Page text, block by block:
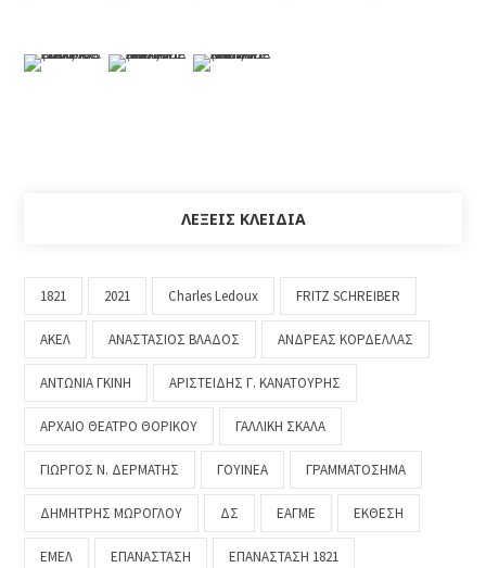
ΛΈΞΕΙΣ ΚΛΕΙΔΙΆ
1821 2021 Charles Ledoux FRITZ SCHREIBER
ΑΚΕΛ ΑΝΑΣΤΑΣΙΟΣ ΒΛΑΔΟΣ ΑΝΔΡΕΑΣ ΚΟΡΔΕΛΛΑΣ
ΑΝΤΩΝΙΑ ΓΚΙΝΗ ΑΡΙΣΤΕΙΔΗΣ Γ. ΚΑΝΑΤΟΥΡΗΣ
ΑΡΧΑΙΟ ΘΕΑΤΡΟ ΘΟΡΙΚΟΥ ΓΑΛΛΙΚΗ ΣΚΑΛΑ
ΓΙΩΡΓΟΣ Ν. ΔΕΡΜΑΤΗΣ ΓΟΥΙΝΕΑ ΓΡΑΜΜΑΤΟΣΗΜΑ
ΔΗΜΗΤΡΗΣ ΜΩΡΟΓΛΟΥ ΔΣ ΕΑΓΜΕ ΕΚΘΕΣΗ
ΕΜΕΛ ΕΠΑΝΑΣΤΑΣΗ ΕΠΑΝΑΣΤΑΣΗ 1821